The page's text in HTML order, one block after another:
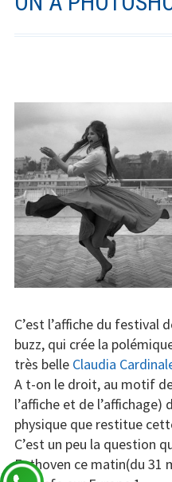
C’est l’affiche du festival
buzz, qui crée la
très belle Claudia
A t-on le droit, au motif
l’affiche et de
physique que restitue
C’est un peu la question
Enthoven ce matin(du 31